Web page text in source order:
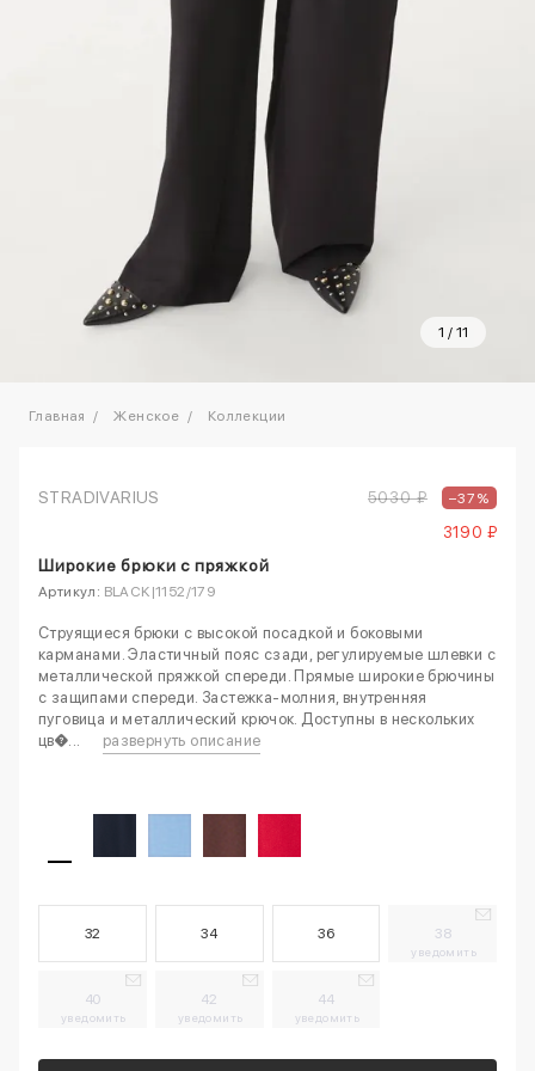
1 / 11
Главная Женское Коллекции
STRADIVARIUS 5030 ₽ –37%
3190 ₽
Широкие брюки с пряжкой
Артикул: BLACK|1152/179
Струящиеся брюки с высокой посадкой и боковыми
карманами. Эластичный пояс сзади, регулируемые шлевки с
металлической пряжкой спереди. Прямые широкие брючины
с защипами спереди. Застежка-молния, внутренняя
пуговица и металлический крючок. Доступны в нескольких
цв�...
развернуть описание
32 34 36 38
уведомить
40
уведомить
42
уведомить
44
уведомить